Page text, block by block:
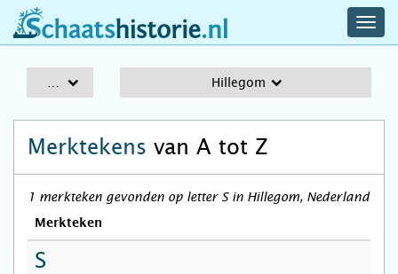
schaatshistorie.nl
Hillegom
Merktekens van A tot Z
1 merkteken gevonden op letter S in Hillegom, Nederland
Merkteken
S